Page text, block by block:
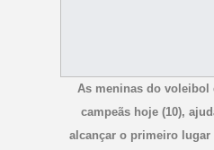
As meninas do voleibol
campeãs hoje (10),
alcançar o primeiro